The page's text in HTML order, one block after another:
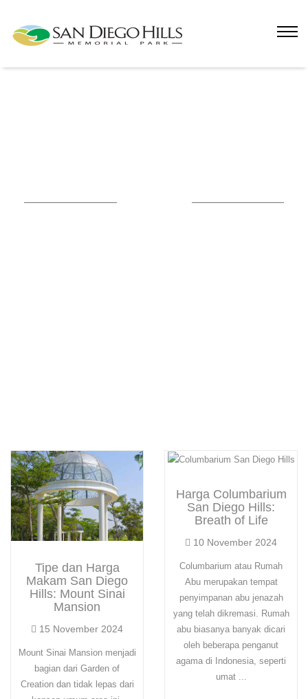
Tipe dan Harga
Makam San Diego
Hills: Mount Sinai
Mansion
15 November 2024
Mount Sinai Mansion menjadi
bagian dari Garden of
Creation dan tidak lepas dari
Harga Columbarium
San Diego Hills:
Breath of Life
10 November 2024
Columbarium atau Rumah
Abu merupakan tempat
penyimpanan abu jenazah
yang telah dikremasi. Rumah
abu biasanya banyak dicari
oleh beberapa penganut
agama di Indonesia, seperti
umat ...